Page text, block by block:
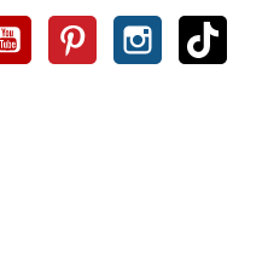
YouTube Pinterest Instagram